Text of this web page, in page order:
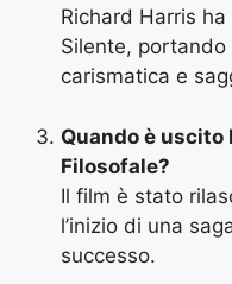
Richard Harris
Silente,
carismatica e
Quando è uscito
Filosofale?
Il film è stato
l’inizio di una
successo.